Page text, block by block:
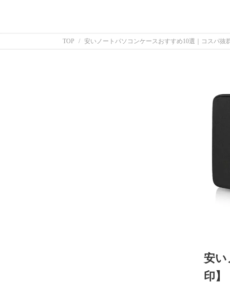
TOP 安いノートパソコンケースおすすめ10選｜コスパ抜
安い
印】